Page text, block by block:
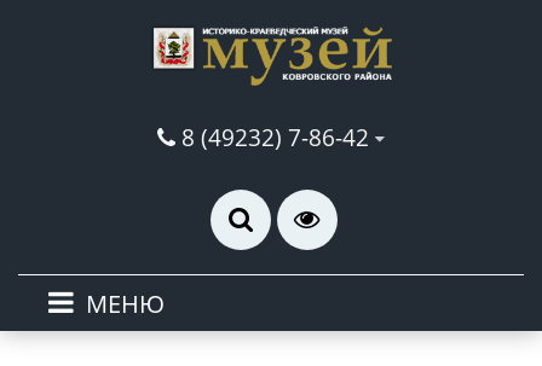
8 (49232) 7-86-42
МЕНЮ